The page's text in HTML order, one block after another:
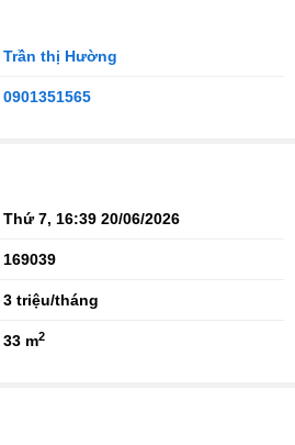
Trần thị Hường
0901351565
Thứ 7, 16:39 20/06/2026
169039
3 triệu/tháng
33 m2